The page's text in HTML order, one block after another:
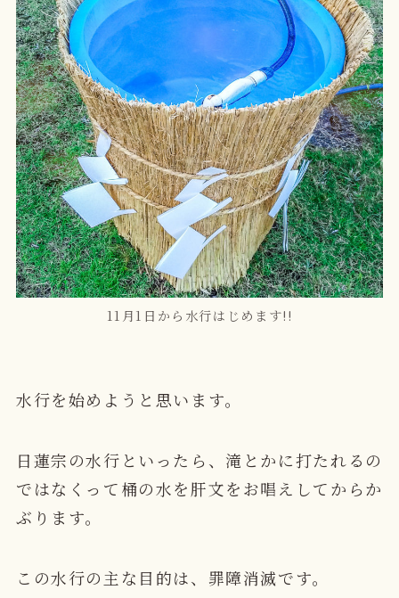
11月1日から水行はじめます!!
水行を始めようと思います。
日蓮宗の水行といったら、滝とかに打たれるの
ではなくって桶の水を肝文をお唱えしてからか
ぶります。
この水行の主な目的は、罪障消滅です。